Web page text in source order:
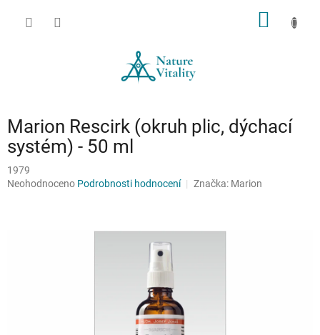
Marion Rescirk (okruh plic, dýchací
systém) - 50 ml
1979
Průměrné
Neohodnoceno Podrobnosti hodnocení Značka: Marion